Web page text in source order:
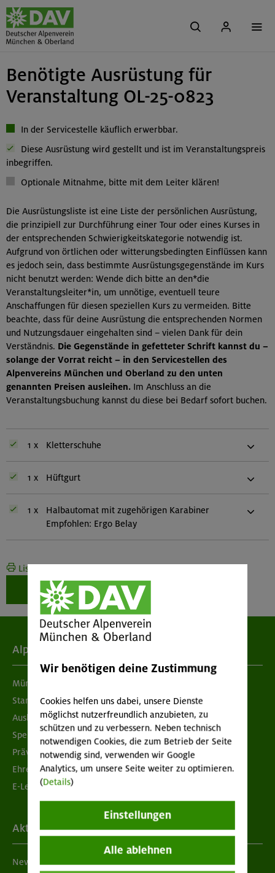
Benötigte Ausrüstung für
Veranstaltung OL-25-0823
In der Servicestelle käuflich erwerbbar.
Diese Ausrüstung wird gestellt und ist im Veranstaltungspreis
inbegriffen.
Optionale Mitnahme, bitte mit dem Leiter klären!
Die Ausrüstungsliste ist eine Liste der persönlichen Ausrüstung,
die prinzipiell zur Durchführung einer Tour oder eines Kurses in
der entsprechenden Schwierigkeitskategorie notwendig ist.
Aufgrund von örtlichen oder witterungsbedingten Einflüssen kann
es jedoch sein, dass bestimmte Ausrüstungsgegenstände im Kurs
nicht benutzt werden: Wende dich bitte an den*die
Veranstaltungsleiter*in, um unnötige, eventuell teure
Anschaffungen für diesen speziellen Kurs zu vermeiden. Bitte
beachte, dass für deine Ausrüstung die entsprechenden Normen
und Nutzungsdauer eingehalten sind – vielen Dank für dein
Verständnis. Die Gegenstände in gefetteter Schrift kannst du –
solange der Vorrat reicht – in den Servicestellen des
Alpenvereins München und Oberland zu den unten
genannten Preisen ausleihen. Im Anschluss an die
Veranstaltungsbuchung kannst du diese bei Bedarf sofort buchen.
1 x Kletterschuhe
1 x Hüftgurt
1 x
Halbautomat mit zugehörigen Karabiner
Empfohlen: Ergo Belay
Liste drucken
Weiter zur Buchung
Alpenverein
München & Oberland
Standorte
Ausbildung & Jobs
Spenden
Prävention sexualisierter Gewalt
Ehrenamtsbörse
E-Learning
Aktuelles
Newsletter
Wir benötigen deine Zustimmung
Cookies helfen uns dabei, unsere Dienste
möglichst nutzerfreundlich anzubieten, zu
schützen und zu verbessern. Neben technisch
notwendigen Cookies, die zum Betrieb der Seite
notwendig sind, verwenden wir Google
Analytics, um unsere Seite weiter zu optimieren.
(Details)
Einstellungen
Alle ablehnen